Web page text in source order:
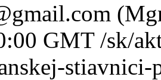
GMT /sk/